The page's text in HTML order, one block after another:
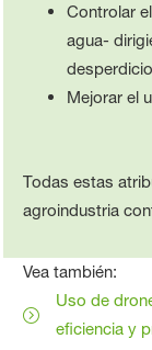
Controlar
agua-
Mejorar el
Todas estas
agroindustria
Vea también:
Uso de
eficiencia y